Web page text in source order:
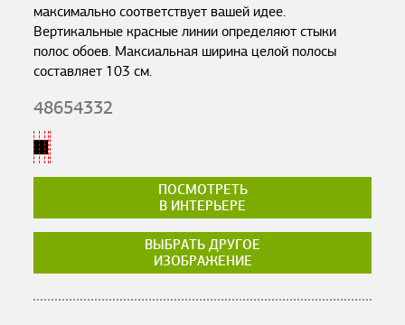
максимально соответствует вашей идее.
Вертикальные красные линии определяют стыки
полос обоев. Максиальная ширина целой полосы
составляет 103 см.
48654332
ПОСМОТРЕТЬ
В ИНТЕРЬЕРЕ
ВЫБРАТЬ ДРУГОЕ
ИЗОБРАЖЕНИЕ